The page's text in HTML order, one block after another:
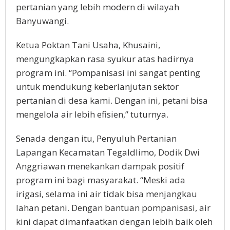
pertanian yang lebih modern di wilayah
Banyuwangi.
Ketua Poktan Tani Usaha, Khusaini,
mengungkapkan rasa syukur atas hadirnya
program ini. “Pompanisasi ini sangat penting
untuk mendukung keberlanjutan sektor
pertanian di desa kami. Dengan ini, petani bisa
mengelola air lebih efisien,” tuturnya.
Senada dengan itu, Penyuluh Pertanian
Lapangan Kecamatan Tegaldlimo, Dodik Dwi
Anggriawan menekankan dampak positif
program ini bagi masyarakat. “Meski ada
irigasi, selama ini air tidak bisa menjangkau
lahan petani. Dengan bantuan pompanisasi, air
kini dapat dimanfaatkan dengan lebih baik oleh